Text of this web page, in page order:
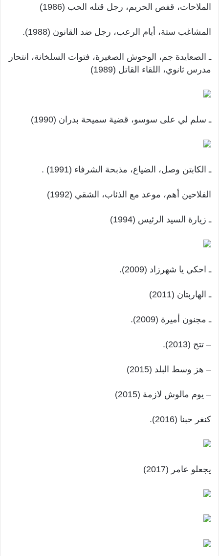
الملاحات، قفص الحريم، رجل قتله الحب (1986)
المشاغب ستة، أيام الرعب، رجل ضد القانون (1988).
ـ الصعايدة جم، الوحوش الصغيرة، فتوات السلخانة، انتحار
مدرس ثانوي، اللقاء القاتل (1989)
ـ سلم لي على سوسو، قضية سميحة بدران (1990)
ـ الكابتن وصل، الضياع، مذبحة الشرفاء (1991) .
الفلاحين أهم، موعد مع الذئاب، الشقي (1992)
ـ زيارة السيد الرئيس (1994)
ـ احكي يا شهرزاد (2009).
ـ الهاربتان (2011)
ـ مجنون أميرة (2009).
– تتح (2013).
– هز وسط البلد (2015)
– يوم مالوش لازمة (2015)
كنغر حبنا (2016).
يجعلو عامر (2017)